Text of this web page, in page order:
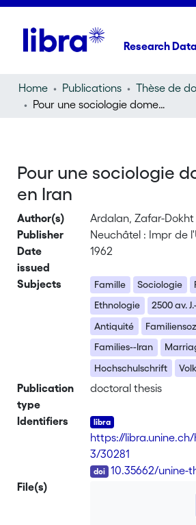
Research Data
Home Publications
Pour une sociologie domestique en Iran
Pour une sociologie
en Iran
Author(s)
Ardalan, Zafar-Dokht
Publisher
Neuchâtel : Impr de
Date
issued
1962
Subjects Famille Sociologie
Ethnologie
2500 av.
Antiquité
Families--Iran
Hochschulschrift
Publication
type
doctoral thesis
Identifiers
https://libra.unine.ch/
3/30281
10.35662/unine-
File(s)